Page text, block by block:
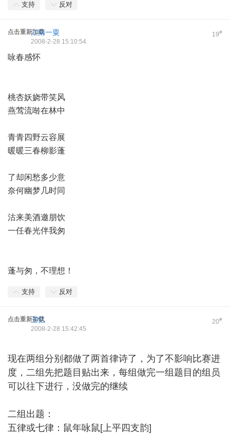
支持 反对
点击重新加载 19#
江南一粟
2008-2-28 15:10:54
咏春感怀
桃杏妖娆带笑风
燕莺流啭在林中
青青四野云容展
暖暖三春柳影蓬
了却闲愁多少意
奈何幽梦几时同
沽来美酒邀朋饮
一任春光伴我匆
蓬与匆，不理想！
支持 反对
点击重新加载 20#
玉忆
2008-2-28 15:42:45
现在两组分别都做了两首律诗了，为了不影响比赛进
度，二组先把题目贴出来，每组做完一组题目的组员
可以往下进行，没做完的继续
二组出题：
五律或七律：鼠年咏鼠[上平四支韵]